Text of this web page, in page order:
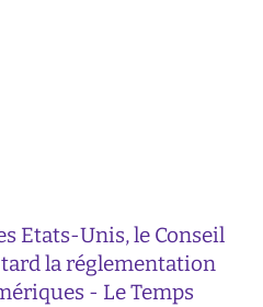
Etats-Unis, le Conseil
la réglementation
- Le Temps